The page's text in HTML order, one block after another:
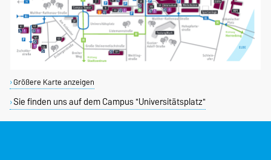
Größere Karte anzeigen
Sie finden uns auf dem Campus "Universitätsplatz"